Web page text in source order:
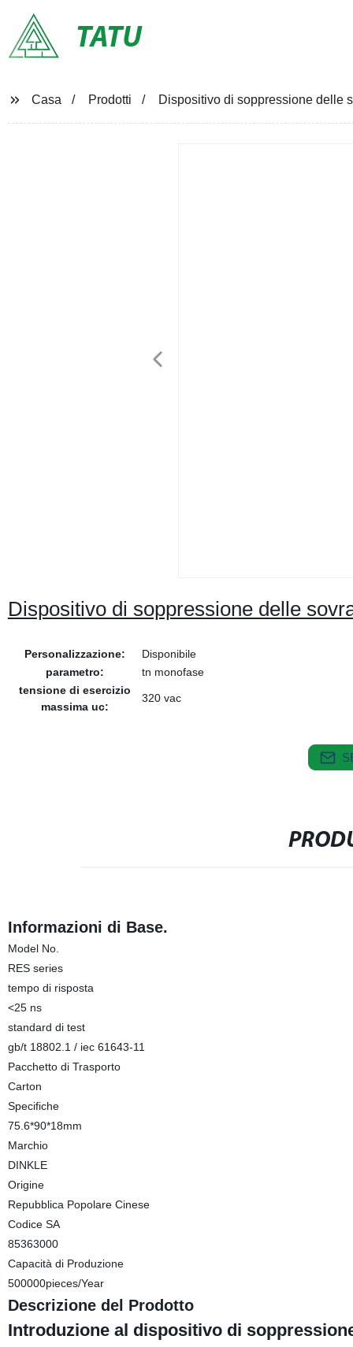
TATU
Casa Prodotti Dispositivo di soppressione delle
Dispositivo di soppressione delle
Personalizzazione:
Disponibile
parametro:
tn monofase
tensione di esercizio
massima uc:
320 vac
Informazioni di Base.
Model No.
RES series
tempo di risposta
<25 ns
standard di test
gb/t 18802.1 / iec 61643-11
Pacchetto di Trasporto
Carton
Specifiche
75.6*90*18mm
Marchio
DINKLE
Origine
Repubblica Popolare Cinese
Codice SA
85363000
Capacità di Produzione
500000pieces/Year
Descrizione del Prodotto
Introduzione al dispositivo di